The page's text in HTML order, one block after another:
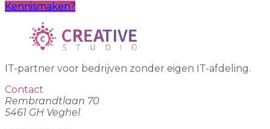
Kennismaken?
IT-partner voor bedrijven zonder eigen IT-afdeling.
Contact
Rembrandtlaan 70
5461 GH Veghel